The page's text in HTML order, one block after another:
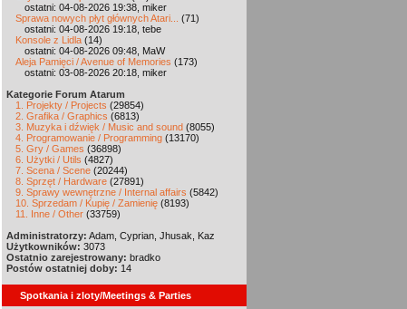
ostatni: 04-08-2026 19:38, miker
Sprawa nowych płyt głównych Atari...
(71)
ostatni: 04-08-2026 19:18, tebe
Konsole z Lidla (14)
ostatni: 04-08-2026 09:48, MaW
Aleja Pamięci / Avenue of Memories (173)
ostatni: 03-08-2026 20:18, miker
Kategorie Forum Atarum
1. Projekty / Projects (29854)
2. Grafika / Graphics (6813)
3. Muzyka i dźwięk / Music and sound (8055)
4. Programowanie / Programming (13170)
5. Gry / Games (36898)
6. Użytki / Utils (4827)
7. Scena / Scene (20244)
8. Sprzęt / Hardware (27891)
9. Sprawy wewnętrzne / Internal affairs (5842)
10. Sprzedam / Kupię / Zamienię (8193)
11. Inne / Other (33759)
Administratorzy: Adam, Cyprian, Jhusak, Kaz
Użytkowników: 3073
Ostatnio zarejestrowany: bradko
Postów ostatniej doby: 14
Spotkania i zloty/Meetings & Parties